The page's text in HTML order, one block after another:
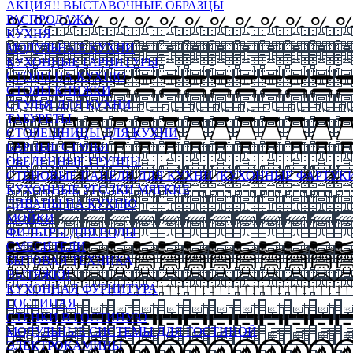
АКЦИЯ!! ВЫСТАВОЧНЫЕ ОБРАЗЦЫ
РАСПРОДАЖА
КУХНЯ
МОДУЛЬНЫЕ КУХНИ
КУХОННЫЕ ГАРНИТУРЫ
СТОЛЫ НА КУХНЮ
СТОЛЫ КНИЖКИ
СТУЛЬЯ ДЛЯ КУХНИ
ТАБУРЕТЫ
СТОЛЕШНИЦЫ ДЛЯ КУХНИ
БАРНЫЕ СТУЛЬЯ
ОБЕДЕННЫЕ ГРУППЫ
СТЕНОВЫЕ ПАНЕЛИ ДЛЯ КУХНИ (КУХОННЫЕ
КУХОННЫЕ УГОЛКИ МЯГКИЕ
ДИВАНЫ НА КУХНЮ
МОЙКИ
ФИЛЬТРЫ ДЛЯ ВОДЫ
СМЕСИТЕЛИ
БЫТОВАЯ ТЕХНИКА
ВЫТЯЖКИ
КУХОННАЯ ФУРНИТУРА
ГОСТИНАЯ
СТЕНКИ В ГОСТИНУЮ
МОДУЛЬНЫЕ СИСТЕМЫ ДЛЯ ГОСТИНОЙ
ЭЛЕКТРОКАМИНЫ